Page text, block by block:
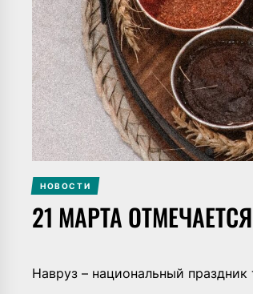
НОВОСТИ
21 МАРТА
Навруз – национальный